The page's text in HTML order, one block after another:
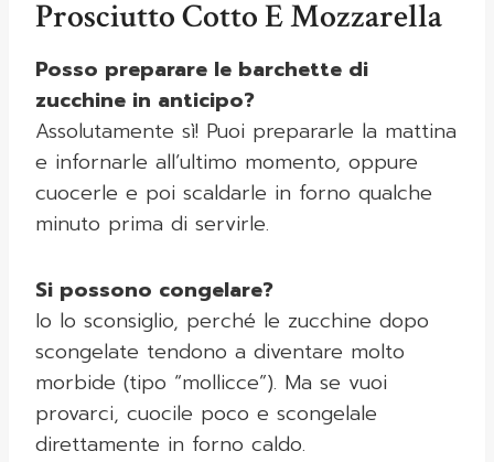
Prosciutto Cotto E Mozzarella
Posso preparare le barchette di
zucchine in anticipo?
Assolutamente sì! Puoi prepararle la mattina
e infornarle all’ultimo momento, oppure
cuocerle e poi scaldarle in forno qualche
minuto prima di servirle.
Si possono congelare?
Io lo sconsiglio, perché le zucchine dopo
scongelate tendono a diventare molto
morbide (tipo “mollicce”). Ma se vuoi
provarci, cuocile poco e scongelale
direttamente in forno caldo.